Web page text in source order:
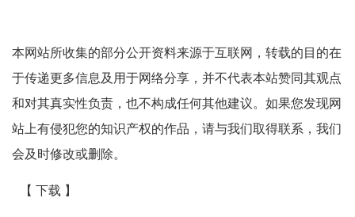
本网站所收集的部分公开资料来源于互联网，转载的目的在
于传递更多信息及用于网络分享，并不代表本站赞同其观点
和对其真实性负责，也不构成任何其他建议。如果您发现网
站上有侵犯您的知识产权的作品，请与我们取得联系，我们
会及时修改或删除。
【 下载 】